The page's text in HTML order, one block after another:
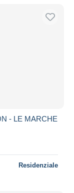
- LE MARCHE
Residenziale